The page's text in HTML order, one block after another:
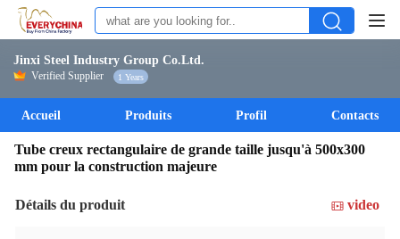
Jinxi Steel Industry Group Co.Ltd.
Verified Supplier 1 Years
Accueil Produits Profil Contacts
Tube creux rectangulaire de grande taille jusqu'à 500x300
mm pour la construction majeure
Détails du produit video